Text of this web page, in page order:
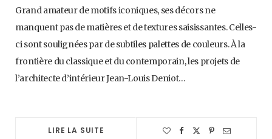
Grand amateur de motifs iconiques, ses décors ne
manquent pas de matières et de textures saisissantes. Celles-
ci sont soulignées par de subtiles palettes de couleurs. À la
frontière du classique et du contemporain, les projets de
l’architecte d’intérieur Jean-Louis Deniot…
LIRE LA SUITE